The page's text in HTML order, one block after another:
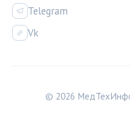
Telegram
Vk
© 2026